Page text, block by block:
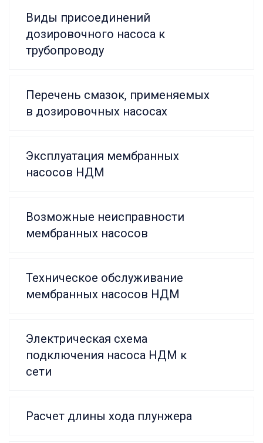
Виды присоединений
дозировочного насоса к
трубопроводу
Перечень смазок, применяемых
в дозировочных насосах
Эксплуатация мембранных
насосов НДМ
Возможные неисправности
мембранных насосов
Техническое обслуживание
мембранных насосов НДМ
Электрическая схема
подключения насоса НДМ к
сети
Расчет длины хода плунжера